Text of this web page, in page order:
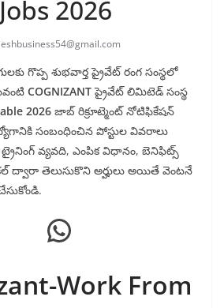
2026
గొప్ప శుభవార్త ప్రైవేట్ రంగ సంస్థలో
COGNIZANTప్రైవేట్ లిమిటెడ్ సంస్థ
2026 జాబ్ రిక్రూట్మెంట్ నోటిఫికేషన్
సంబంధించిన పోస్టుల వివరాలు
వ్యవది, ఎంపిక విధానం, బెనిఫిట్స్
ద్వారా తెలుసుకొని అర్హులు అయితే వెంటనే
WhatsApp
Work From